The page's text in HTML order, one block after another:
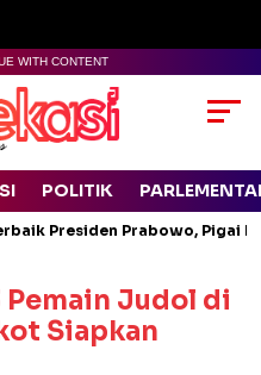
WITH CONTENT
POLITIK
Presiden Prabowo, Pigai
Pemain Judol di
Siapkan